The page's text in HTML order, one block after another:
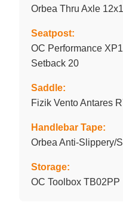
Orbea Thru Axle
Seatpost:
OC Performance
Setback 20
Saddle:
Fizik Vento Antares
Handlebar Tape:
Orbea Anti-Slippery/
Storage:
OC Toolbox TB02PP